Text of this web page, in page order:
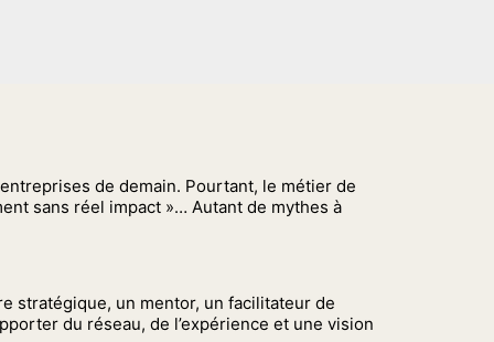
de demain. Pourtant, le métier de
sans réel impact »… Autant de mythes à
stratégique, un mentor, un facilitateur de
du réseau, de l’expérience et une vision